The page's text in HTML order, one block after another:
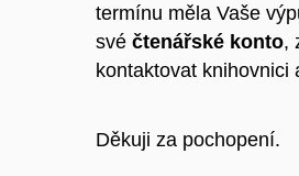
termínu měla Vaše
své čtenářské konto,
kontaktovat knihovnici
Děkuji za pochopení.